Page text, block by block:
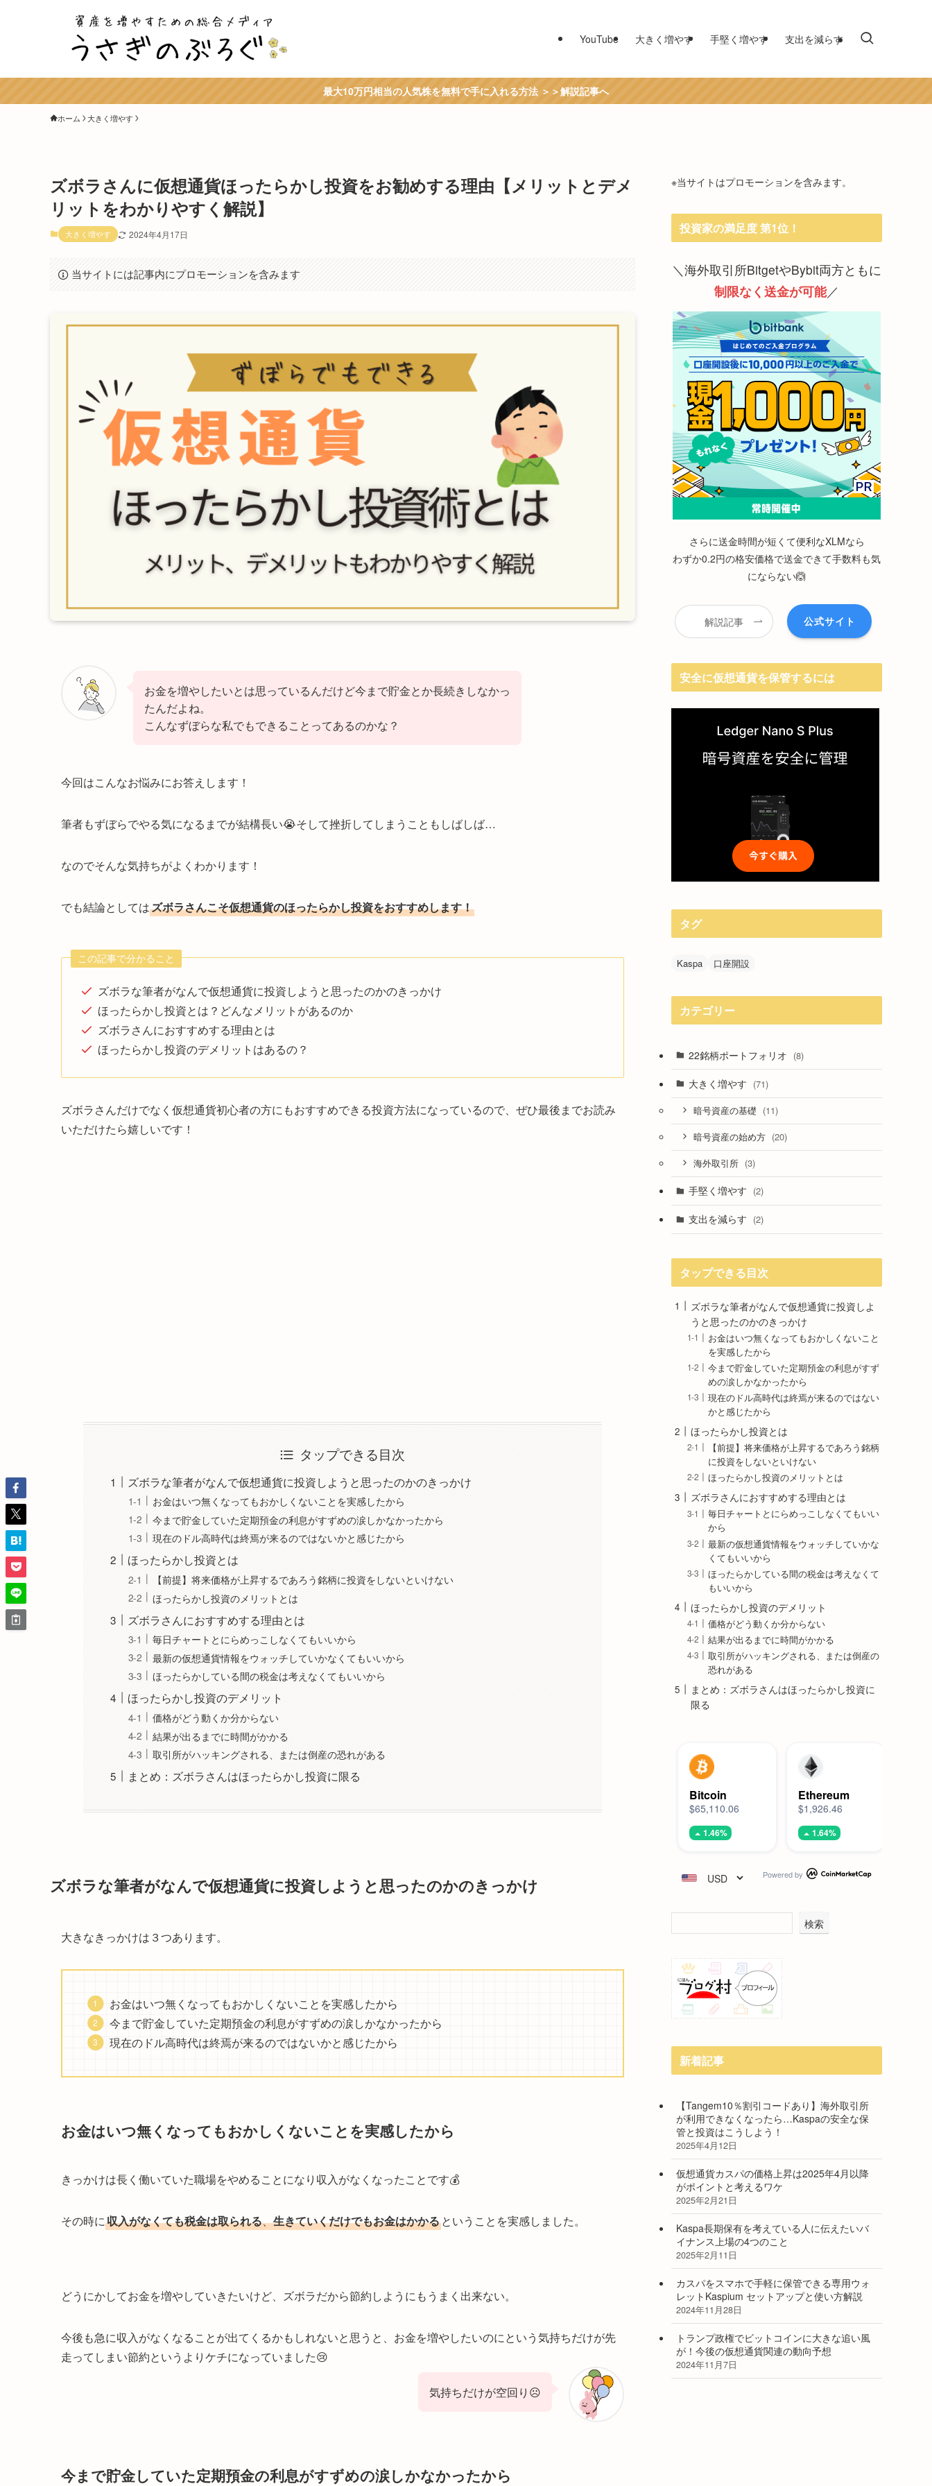
YouTube 大きく増やす 手堅く増やす 支出を減らす
最大10万円相当の人気株を無料で手に入れる方法 ＞＞解説記事へ
ホーム 大きく増やす
ズボラさんに仮想通貨ほったらかし投資をお勧めする理由【メリットとデメ
リットをわかりやすく解説】
大きく増やす 2024年4月17日
当サイトには記事内にプロモーションを含みます
お金を増やしたいとは思っているんだけど今まで貯金とか長続きしなかっ
たんだよね。
こんなずぼらな私でもできることってあるのかな？
今回はこんなお悩みにお答えします！
筆者もずぼらでやる気になるまでが結構長い😭そして挫折してしまうこともしばしば…
なのでそんな気持ちがよくわかります！
でも結論としてはズボラさんこそ仮想通貨のほったらかし投資をおすすめします！
この記事で分かること
ズボラな筆者がなんで仮想通貨に投資しようと思ったのかのきっかけ
ほったらかし投資とは？どんなメリットがあるのか
ズボラさんにおすすめする理由とは
ほったらかし投資のデメリットはあるの？
ズボラさんだけでなく仮想通貨初心者の方にもおすすめできる投資方法になっているので、ぜひ最後までお読み
いただけたら嬉しいです！
タップできる目次
ズボラな筆者がなんで仮想通貨に投資しようと思ったのかのきっかけ
お金はいつ無くなってもおかしくないことを実感したから
今まで貯金していた定期預金の利息がすずめの涙しかなかったから
現在のドル高時代は終焉が来るのではないかと感じたから
ほったらかし投資とは
【前提】将来価格が上昇するであろう銘柄に投資をしないといけない
ほったらかし投資のメリットとは
ズボラさんにおすすめする理由とは
毎日チャートとにらめっこしなくてもいいから
最新の仮想通貨情報をウォッチしていかなくてもいいから
ほったらかしている間の税金は考えなくてもいいから
ほったらかし投資のデメリット
価格がどう動くか分からない
結果が出るまでに時間がかかる
取引所がハッキングされる、または倒産の恐れがある
まとめ：ズボラさんはほったらかし投資に限る
ズボラな筆者がなんで仮想通貨に投資しようと思ったのかのきっかけ
大きなきっかけは３つあります。
お金はいつ無くなってもおかしくないことを実感したから
今まで貯金していた定期預金の利息がすずめの涙しかなかったから
現在のドル高時代は終焉が来るのではないかと感じたから
お金はいつ無くなってもおかしくないことを実感したから
きっかけは長く働いていた職場をやめることになり収入がなくなったことです💰
その時に収入がなくても税金は取られる、生きていくだけでもお金はかかるということを実感しました。
どうにかしてお金を増やしていきたいけど、ズボラだから節約しようにもうまく出来ない。
今後も急に収入がなくなることが出てくるかもしれないと思うと、お金を増やしたいのにという気持ちだけが先
走ってしまい節約というよりケチになっていました😢
気持ちだけが空回り☹
今まで貯金していた定期預金の利息がすずめの涙しかなかったから
※当サイトはプロモーションを含みます。
投資家の満足度 第1位！
＼海外取引所BitgetやBybit両方ともに
制限なく送金が可能／
さらに送金時間が短くて便利なXLMなら
わずか0.2円の格安価格で送金できて手数料も気
にならない🙆
解説記事 公式サイト
安全に仮想通貨を保管するには
タグ
Kaspa 口座開設
カテゴリー
22銘柄ポートフォリオ (8)
大きく増やす (71)
暗号資産の基礎 (11)
暗号資産の始め方 (20)
海外取引所 (3)
手堅く増やす (2)
支出を減らす (2)
タップできる目次
ズボラな筆者がなんで仮想通貨に投資しよ
うと思ったのかのきっかけ
お金はいつ無くなってもおかしくないこと
を実感したから
今まで貯金していた定期預金の利息がすず
めの涙しかなかったから
現在のドル高時代は終焉が来るのではない
かと感じたから
ほったらかし投資とは
【前提】将来価格が上昇するであろう銘柄
に投資をしないといけない
ほったらかし投資のメリットとは
ズボラさんにおすすめする理由とは
毎日チャートとにらめっこしなくてもいい
から
最新の仮想通貨情報をウォッチしていかな
くてもいいから
ほったらかしている間の税金は考えなくて
もいいから
ほったらかし投資のデメリット
価格がどう動くか分からない
結果が出るまでに時間がかかる
取引所がハッキングされる、または倒産の
恐れがある
まとめ：ズボラさんはほったらかし投資に
限る
Bitcoin
$65,110.06
1.46%
Ethereum
$1,926.46
1.64%
Powered by
検索
新着記事
【Tangem10％割引コードあり】海外取引所
が利用できなくなったら…Kaspaの安全な保
管と投資はこうしよう！
2025年4月12日
仮想通貨カスパの価格上昇は2025年4月以降
がポイントと考えるワケ
2025年2月21日
Kaspa長期保有を考えている人に伝えたいバ
イナンス上場の4つのこと
2025年2月11日
カスパをスマホで手軽に保管できる専用ウォ
レットKaspium セットアップと使い方解説
2024年11月28日
トランプ政権でビットコインに大きな追い風
が！今後の仮想通貨関連の動向予想
2024年11月7日